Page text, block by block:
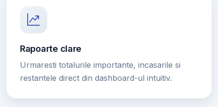
Rapoarte clare
Urmaresti totalurile importante, incasarile si
restantele direct din dashboard-ul intuitiv.